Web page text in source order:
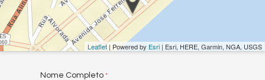
Leaflet | Powered by Esri | Esri, HERE, Garmin, NGA, USGS
Nome Completo